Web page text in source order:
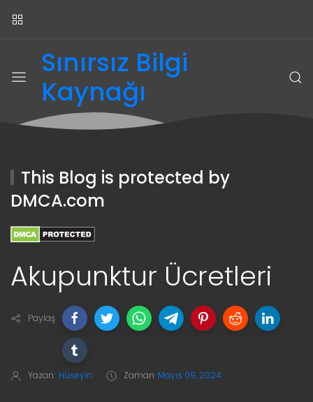
Sınırsız Bilgi
Kaynağı
This Blog is protected by
DMCA.com
Akupunktur Ücretleri
Paylaş
Yazan: Hüseyin Zaman Mayıs 09, 2024